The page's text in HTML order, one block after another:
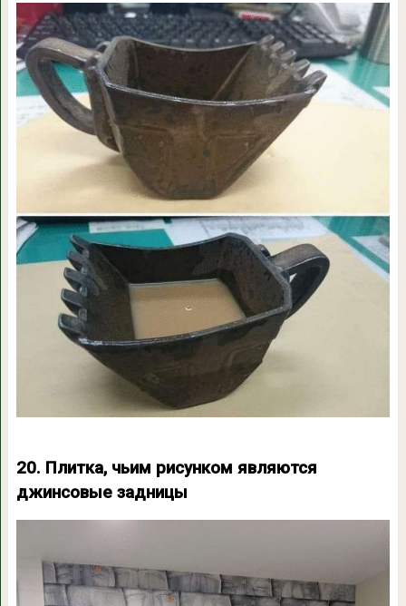
20. Плитка, чьим рисунком являются
джинсовые задницы